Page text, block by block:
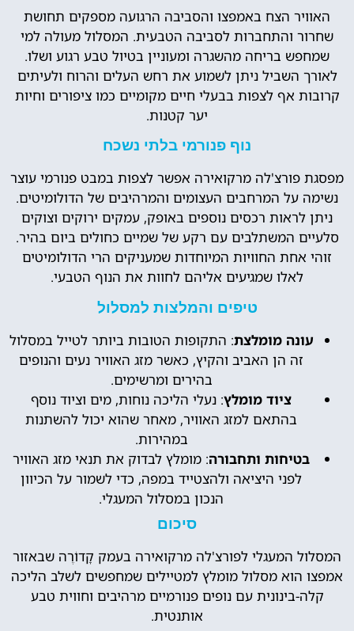
האוויר הצח באמפצו והסביבה הרגועה מספקים תחושת
שחרור והתחברות לסביבה הטבעית. המסלול מעולה למי
שמחפש בריחה מהשגרה ומעוניין בטיול טבע רגוע ושלו.
לאורך השביל ניתן לשמוע את רחש העלים והרוח ולעיתים
קרובות אף לצפות בבעלי חיים מקומיים כמו ציפורים וחיות
יער קטנות.
נוף פנורמי בלתי נשכח
מפסגת פורצ'לה מרקואירה אפשר לצפות במבט פנורמי עוצר
נשימה על המרחבים העצומים והמרהיבים של הדולומיטים.
ניתן לראות רכסים נוספים באופק, עמקים ירוקים וצוקים
סלעיים המשתלבים עם רקע של שמיים כחולים ביום בהיר.
זוהי אחת החוויות המיוחדות שמעניקים הרי הדולומיטים
לאלו שמגיעים אליהם לחוות את הנוף הטבעי.
טיפים והמלצות למסלול
עונה מומלצת: התקופות הטובות ביותר לטייל במסלול
זה הן האביב והקיץ, כאשר מזג האוויר נעים והנופים
בהירים ומרשימים.
ציוד מומלץ: נעלי הליכה נוחות, מים וציוד נוסף
בהתאם למזג האוויר, מאחר שהוא יכול להשתנות
במהירות.
בטיחות ותחבורה: מומלץ לבדוק את תנאי מזג האוויר
לפני היציאה ולהצטייד במפה, כדי לשמור על הכיוון
הנכון במסלול המעגלי.
סיכום
המסלול המעגלי לפורצ'לה מרקואירה בעמק קָדוֹרֶה שבאזור
אמפצו הוא מסלול מומלץ למטיילים שמחפשים לשלב הליכה
קלה-בינונית עם נופים פנורמיים מרהיבים וחווית טבע
אותנטית.